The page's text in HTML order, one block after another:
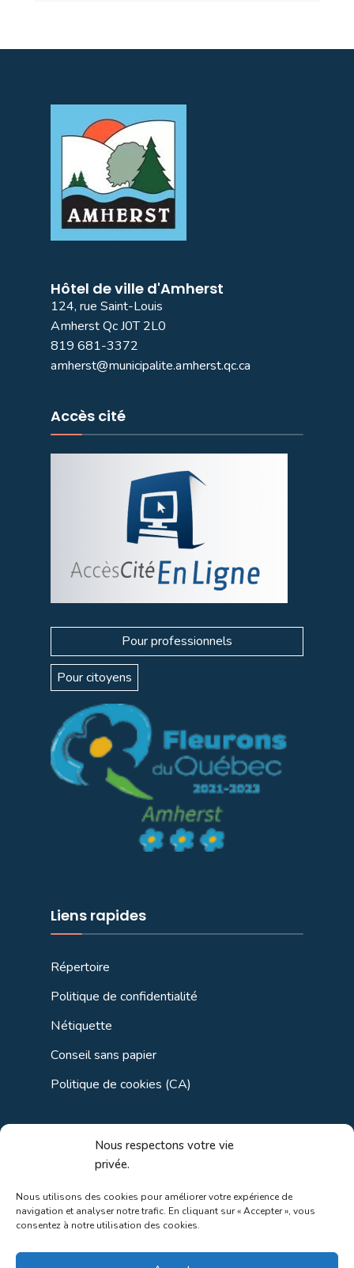
Nous respectons votre vie
privée.
Nous utilisons des cookies pour améliorer votre expérience de
navigation et analyser notre trafic. En cliquant sur « Accepter », vous
consentez à notre utilisation des cookies.
Hôtel de ville d'Amherst
124, rue Saint-Louis
Amherst Qc J0T 2L0
819 681-3372
amherst@municipalite.amherst.qc.ca
Accès cité
Pour professionnels
Pour citoyens
Liens rapides
Répertoire
Politique de confidentialité
Nétiquette
Conseil sans papier
Politique de cookies (CA)
Liens utiles
Liens régionaux
Liens gouvernements
Liens touristiques